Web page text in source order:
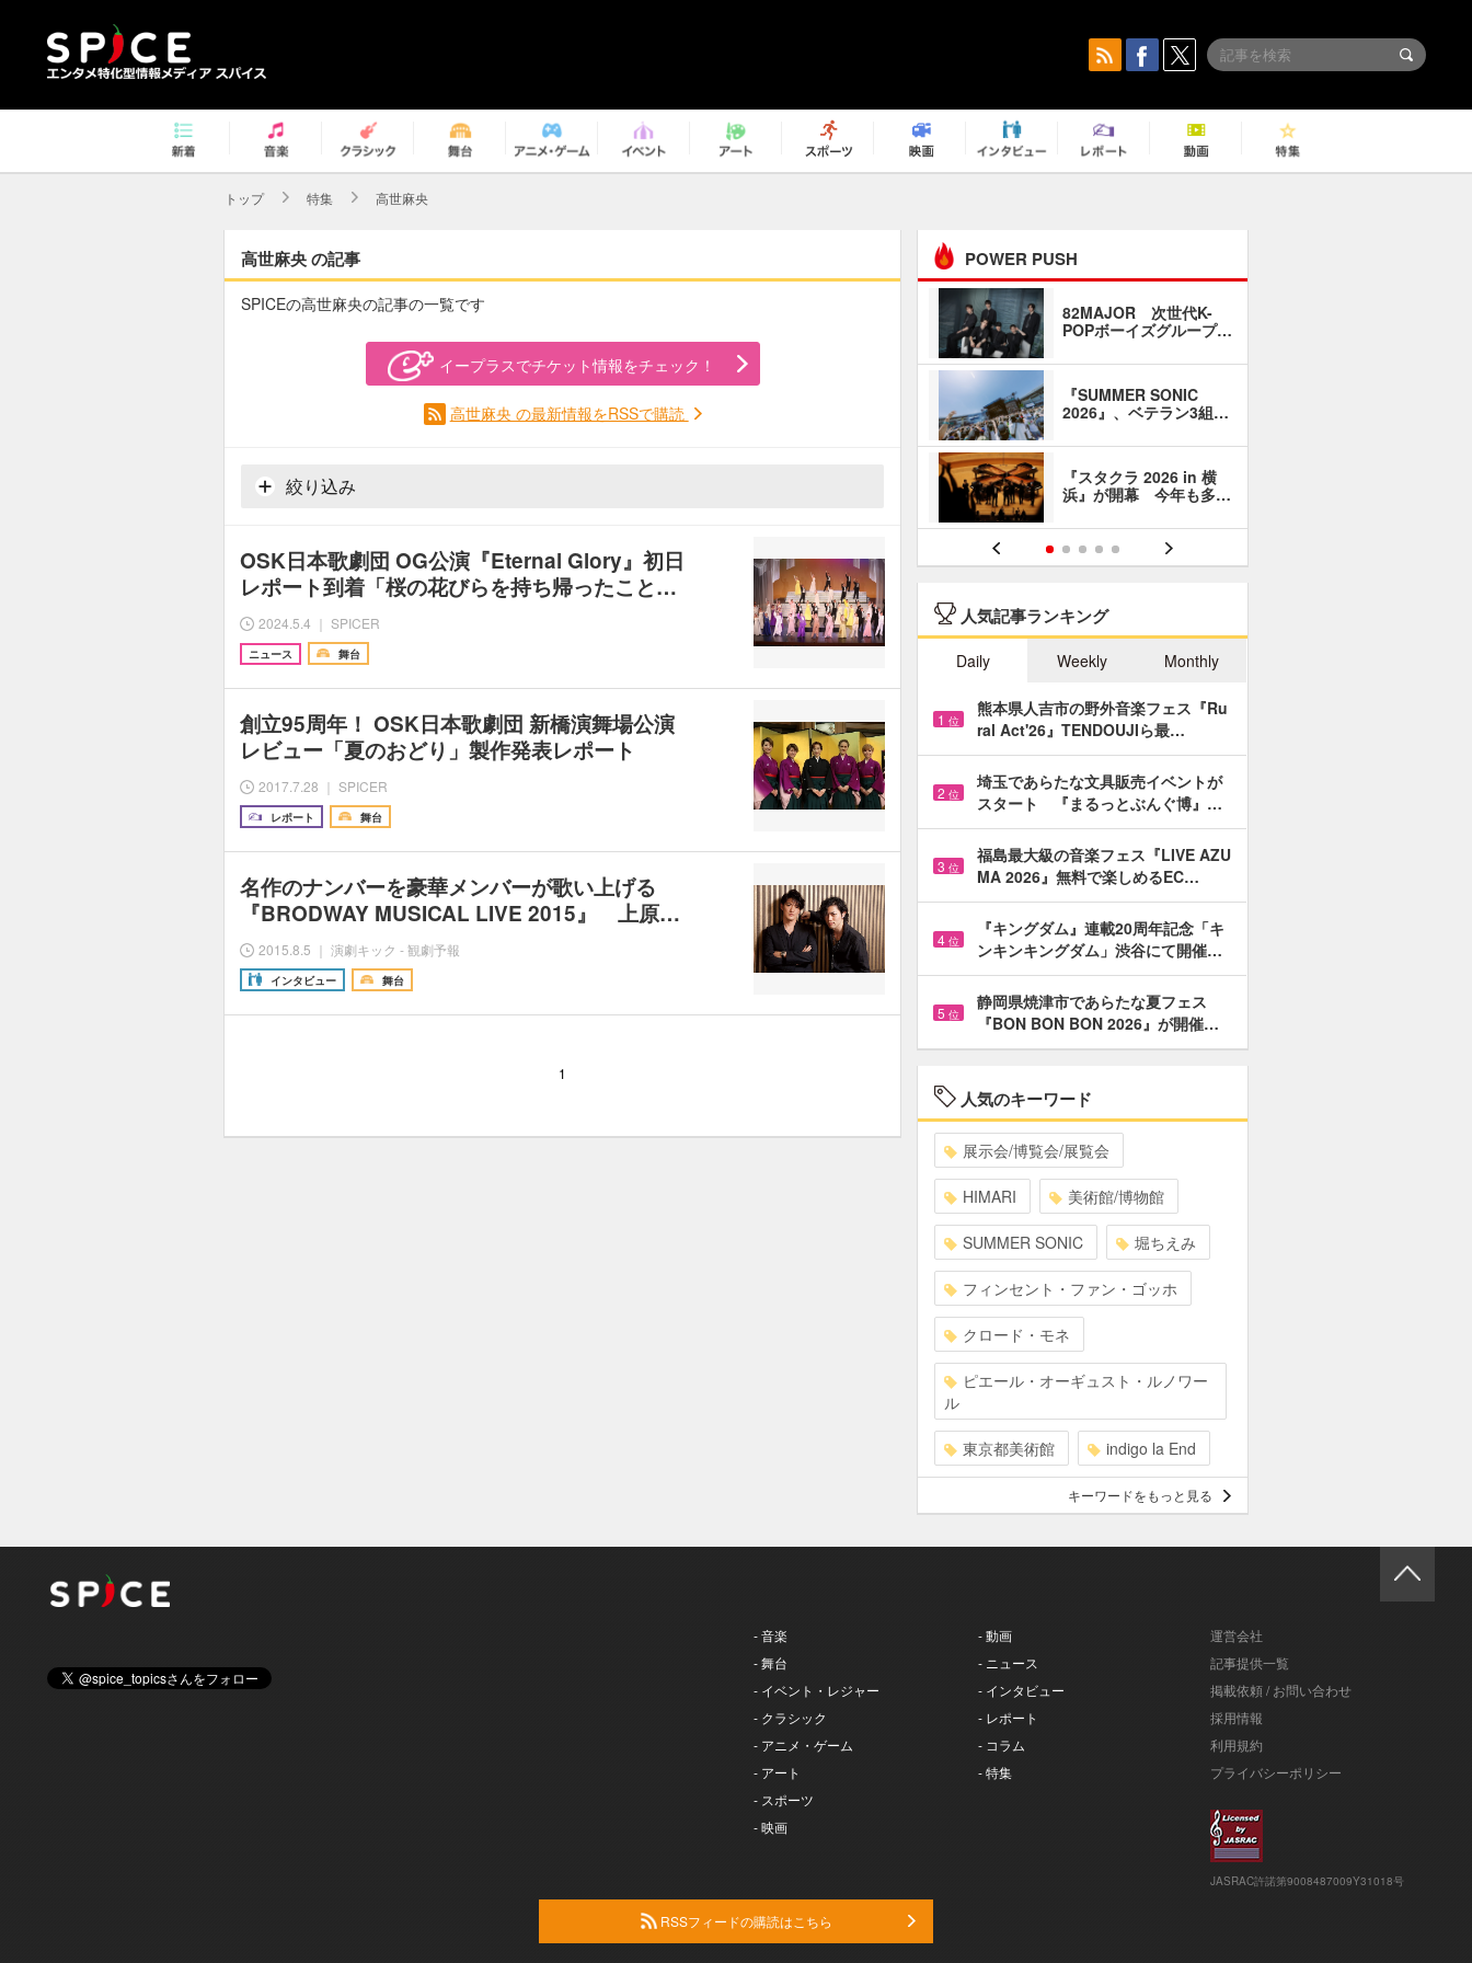
トップ 特集 高世麻央
高世麻央 の記事
SPICEの高世麻央の記事の一覧です
イープラスでチケット情報をチェック！
高世麻央 の最新情報をRSSで購読
絞り込み
OSK日本歌劇団 OG公演『Eternal Glory』初日
レポート到着「桜の花びらを持ち帰ったこと…
2024.5.4 ｜ SPICER
ニュース 舞台
創立95周年！ OSK日本歌劇団 新橋演舞場公演
レビュー「夏のおどり」製作発表レポート
2017.7.28 ｜ SPICER
レポート 舞台
名作のナンバーを豪華メンバーが歌い上げる
『BRODWAY MUSICAL LIVE 2015』 上原…
2015.8.5 ｜ 演劇キック - 観劇予報
インタビュー 舞台
1
POWER PUSH
82MAJOR 次世代K-
POPボーイズグループ…
『SUMMER SONIC
2026』、ベテラン3組…
『スタクラ 2026 in 横
浜』が開幕 今年も多…
人気記事ランキング
Daily Weekly Monthly
1 位
熊本県人吉市の野外音楽フェス『Ru
ral Act'26』TENDOUJIら最…
2 位
埼玉であらたな文具販売イベントが
スタート 『まるっとぶんぐ博』…
3 位
福島最大級の音楽フェス『LIVE AZU
MA 2026』無料で楽しめるEC…
4 位
『キングダム』連載20周年記念「キ
ンキンキングダム」渋谷にて開催…
5 位
静岡県焼津市であらたな夏フェス
『BON BON BON 2026』が開催…
人気のキーワード
展示会/博覧会/展覧会
HIMARI 美術館/博物館
SUMMER SONIC 堀ちえみ
フィンセント・ファン・ゴッホ
クロード・モネ
ピエール・オーギュスト・ルノワー
ル
東京都美術館 indigo la End
キーワードをもっと見る
- 音楽
- 舞台
- イベント・レジャー
- クラシック
- アニメ・ゲーム
- アート
- スポーツ
- 映画
- 動画
- ニュース
- インタビュー
- レポート
- コラム
- 特集
運営会社
記事提供一覧
掲載依頼 / お問い合わせ
採用情報
利用規約
プライバシーポリシー
JASRAC許諾第9008487009Y31018号
RSSフィードの購読はこちら